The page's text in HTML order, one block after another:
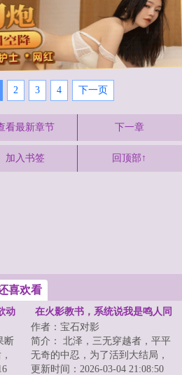
2 3 4 下一页
看最新章节 下一章
加入书签 回顶部↑
喜欢看
动
断
在火影教书，系统说我是鸣人同
作者：宝石对影
简介： 北泽，三无穿越者，平平
无奇的中忍，为了活到大结局，
苟在木叶忍者学校教书。
更新时间：2026-03-04 21:08:50